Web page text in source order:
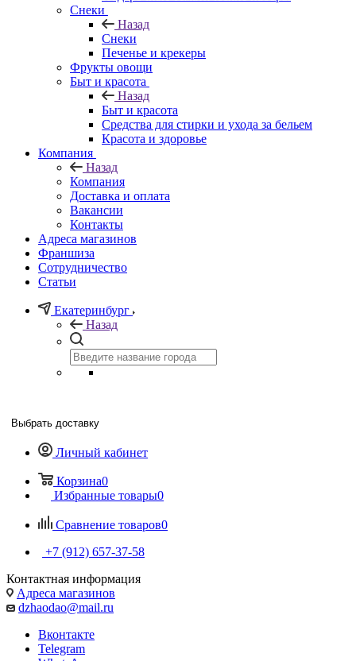
Снеки
Назад
Снеки
Печенье и крекеры
Фрукты овощи
Быт и красота
Назад
Быт и красота
Средства для стирки и ухода за бельем
Красота и здоровье
Компания
Назад
Компания
Доставка и оплата
Вакансии
Контакты
Адреса магазинов
Франшиза
Сотрудничество
Статьи
Екатеринбург
Назад
Выбрать доставку
Личный кабинет
Корзина0
Избранные товары0
Сравнение товаров0
+7 (912) 657-37-58
Контактная информация
Адреса магазинов
dzhaodao@mail.ru
Вконтакте
Telegram